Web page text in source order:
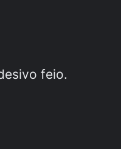
feio.